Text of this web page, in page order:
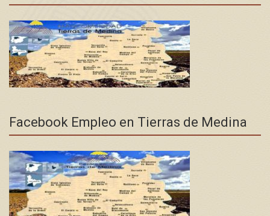
Facebook Empleo en Tierras de Medina